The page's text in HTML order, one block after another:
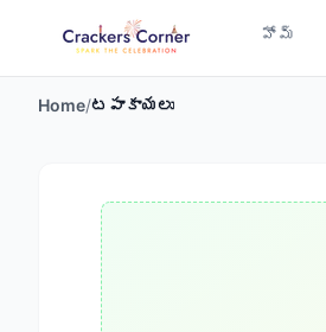
హోమ్
Home/టపాకాయలు